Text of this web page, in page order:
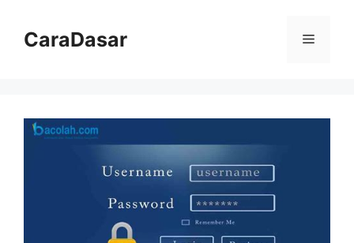
CaraDasar Menu